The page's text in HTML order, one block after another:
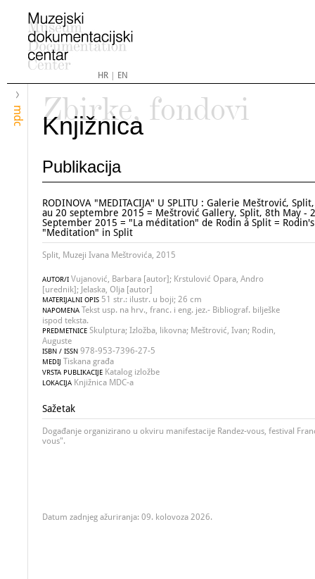
HR| EN
mdc
Zbirke, fondovi
Knjižnica
Publikacija
RODINOVA "MEDITACIJA" U SPLITU : Galerie Meštrović,
au 20 septembre 2015 = Meštrović Gallery, Split, 8th May -
September 2015 = "La méditation" de Rodin á Split = Rodin's
"Meditation" in Split
Split, Muzeji Ivana Meštrovića, 2015
AUTOR/I Vujanović, Barbara [autor]; Krstulović Opara, Andro
[urednik]; Jelaska, Olja [autor]
MATERIJALNI OPIS 51 str.: ilustr. u boji; 26 cm
NAPOMENA Tekst usp. na hrv., franc. i eng. jez.- Bibliograf. bilješke
ispod teksta.
PREDMETNICE Skulptura; Izložba, likovna; Meštrović, Ivan; Rodin,
Auguste
ISBN / ISSN 978-953-7396-27-5
MEDIJ Tiskana građa
VRSTA PUBLIKACIJE Katalog izložbe
LOKACIJA Knjižnica MDC-a
Sažetak
Događanje organizirano u okviru manifestacije Randez-vous, festival
vous".
Datum zadnjeg ažuriranja: 09. kolovoza 2026.